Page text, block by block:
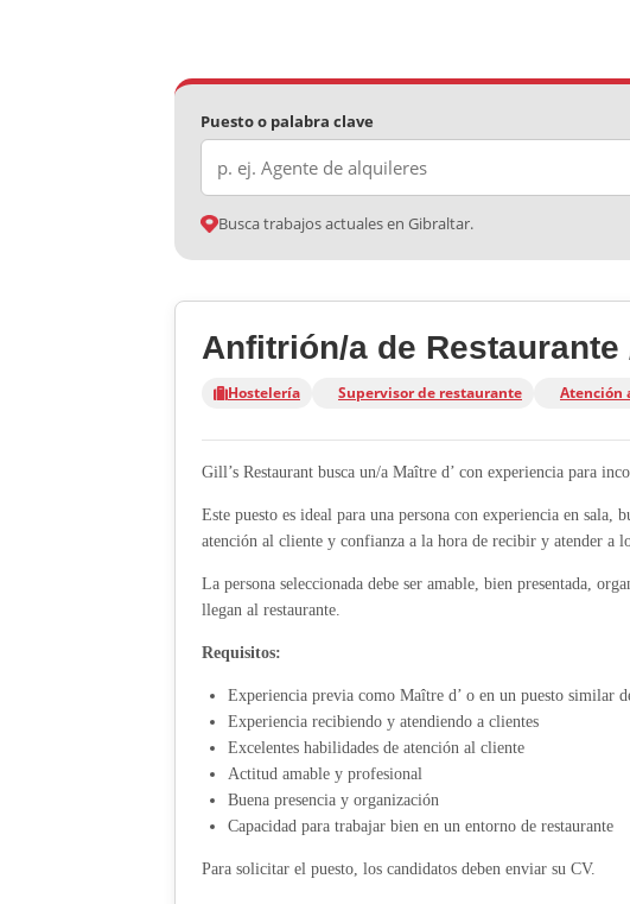
Puesto o palabra clave
Busca trabajos actuales en Gibraltar.
Anfitrión/a de
Hostelería Supervisor de restaurante Atención
Gill’s Restaurant busca un/a Maître d’ con experiencia para
Este puesto es ideal para una persona con experiencia en sala,
atención al cliente y confianza a la hora de recibir y atender a
La persona seleccionada debe ser amable, bien presentada,
llegan al restaurante.
Requisitos:
Experiencia previa como Maître d’ o en un puesto similar
Experiencia recibiendo y atendiendo a clientes
Excelentes habilidades de atención al cliente
Actitud amable y profesional
Buena presencia y organización
Capacidad para trabajar bien en un entorno de restaurante
Para solicitar el puesto, los candidatos deben enviar su CV.